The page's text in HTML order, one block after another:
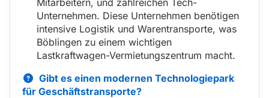
Mitarbeitern, und zahlreichen Tech-
Unternehmen. Diese Unternehmen benötigen
intensive Logistik und Warentransporte, was
Böblingen zu einem wichtigen
Lastkraftwagen-Vermietungszentrum macht.
Gibt es einen modernen Technologiepark
für Geschäftstransporte?